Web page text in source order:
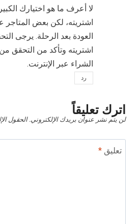
لا أعرف ما هو اختيارك
اشتريته، لكن بعض المتاجر
العودة بعد الرحلة. يرجى
اشتريته وتأكد من التحقق
الشراء عبر الإنترنت.
رد
اترك تعليقاً
لن يتم نشر عنوان بريدك الإلكتروني. الحقول
تعليق *